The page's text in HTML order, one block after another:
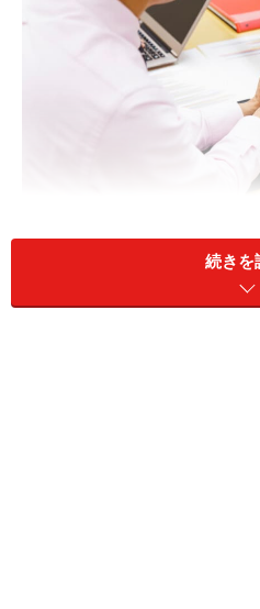
厚生年金の満額ってあるの？
A：老齢厚生年金の満
続きを